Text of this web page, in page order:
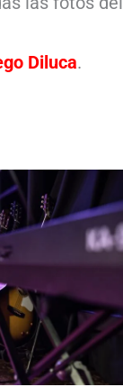
Diluca.